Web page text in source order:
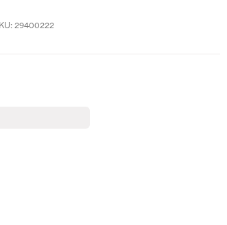
29400222